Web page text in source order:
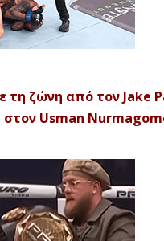
τη ζώνη από τον Jake
στον Usman